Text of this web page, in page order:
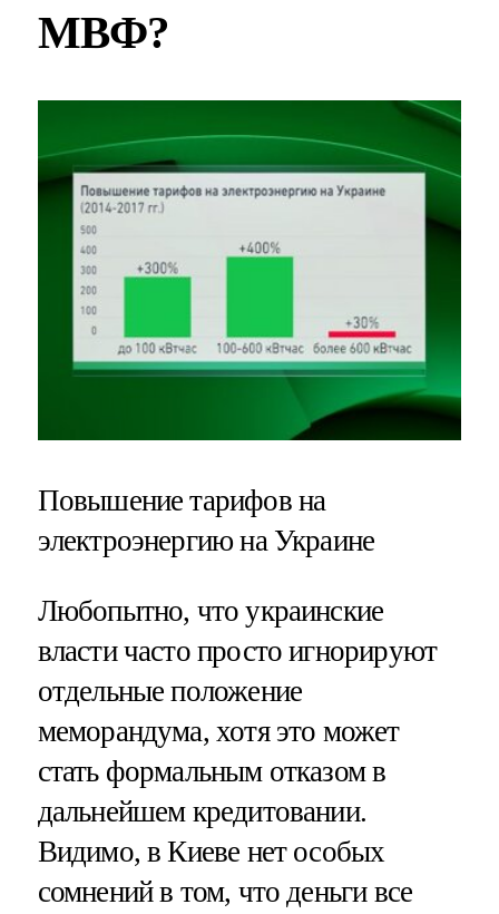
МВФ?
Повышение тарифов на
электроэнергию на Украине
Любопытно, что украинские
власти часто просто игнорируют
отдельные положение
меморандума, хотя это может
стать формальным отказом в
дальнейшем кредитовании.
Видимо, в Киеве нет особых
сомнений в том, что деньги все